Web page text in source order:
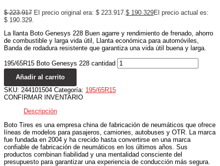
$223.917 El precio original era: $ 223.917. $ 190.329El precio actual es:
$ 190.329.
La llanta Boto Genesys 228 Buen agarre y rendimiento de frenado, ahorro
de combustible y larga vida útil, Llanta económica para automóviles,
Banda de rodadura resistente que garantiza una vida útil buena y larga.
195/65R15 Boto Genesys 228 cantidad
Añadir al carrito
SKU: 244101504 Categoría: 195/65R15
CONFIRMAR INVENTARIO
Descripción
Boto Tires es una empresa china de fabricación de neumáticos que ofrece
líneas de modelos para pasajeros, camiones, autobuses y OTR. La marca
fue fundada en 2004 y ha crecido hasta convertirse en una marca
confiable de fabricación de neumáticos en los últimos años. Sus
productos combinan fiabilidad y una mentalidad consciente del
presupuesto para garantizar una experiencia de conducción más segura.